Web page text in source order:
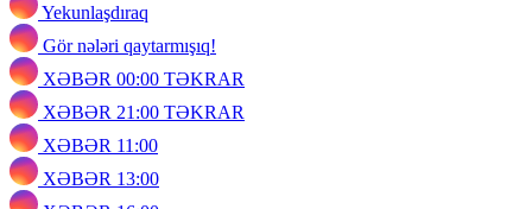
Yekunlaşdıraq
Gör nələri qaytarmışıq!
XƏBƏR 00:00 TƏKRAR
XƏBƏR 21:00 TƏKRAR
XƏBƏR 11:00
XƏBƏR 13:00